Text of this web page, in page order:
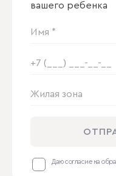
вашего ребенка
Даю согласие на